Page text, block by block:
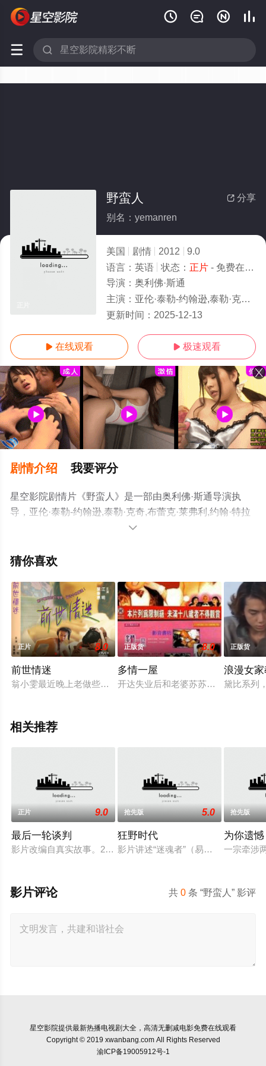
   
 
 分享
野蛮人
别名：yemanren
美国 剧情 2012
9.0
语言： 英语 状态： 正片- 免费在线播放
导演： 奥利佛·斯通
主演： 亚伦·泰勒-约翰逊,泰勒·克奇,布蕾克·莱弗利,约翰·特拉沃尔塔,本尼西奥·德尔·托罗,萨尔玛·海耶克,安东尼·库托罗,埃米尔·赫
更新时间： 2025-12-13
 在线观看  极速观看
剧情介绍 我要评分
星空影院剧情片《野蛮人》是一部由奥利佛·斯通导演执
导，亚伦·泰勒-约翰逊,泰勒·克奇,布蕾克·莱弗利,约翰·特拉
沃尔塔,本尼西奥·德尔·托罗,萨尔玛·海耶克,安东尼·库托罗,
高清未删减完整版电影大全就上星空电影网，更多相关信

猜你喜欢
正片 8.0
前世情迷
翁小雯最近晚上老做些奇奇怪怪的梦，白天工作难免就有些失
正版货 8.0
多情一屋
开达失业后和老婆苏苏投靠好友怀生
正版货
浪漫女
黛比系列
相关推荐
正片 9.0
最后一轮谈判
影片改编自真实故事。2005年，意大利特工尼古拉·卡利帕里在
抢先版 5.0
狂野时代
影片讲述“迷魂者”（易烊千玺 饰）通
抢先版
为你遗憾
一宗牵涉
共0 条 “野蛮人” 影评
影片评论
星空影院提供最新热播电视剧大全，高清无删减电影免费在线观看
Copyright © 2019 xwanbang.com All Rights Reserved
渝ICP备19005912号-1